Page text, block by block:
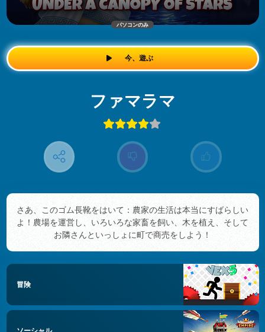
パソコンのみ
今、遊ぶ
ファマラマ
さあ、このゴム長靴をはいて：農家の生活は本当にすばらしい
よ！農場を運営し、いろいろな家畜を飼い、木を植え、そして
お隣さんといっしょに町で商売をしよう！
冒険